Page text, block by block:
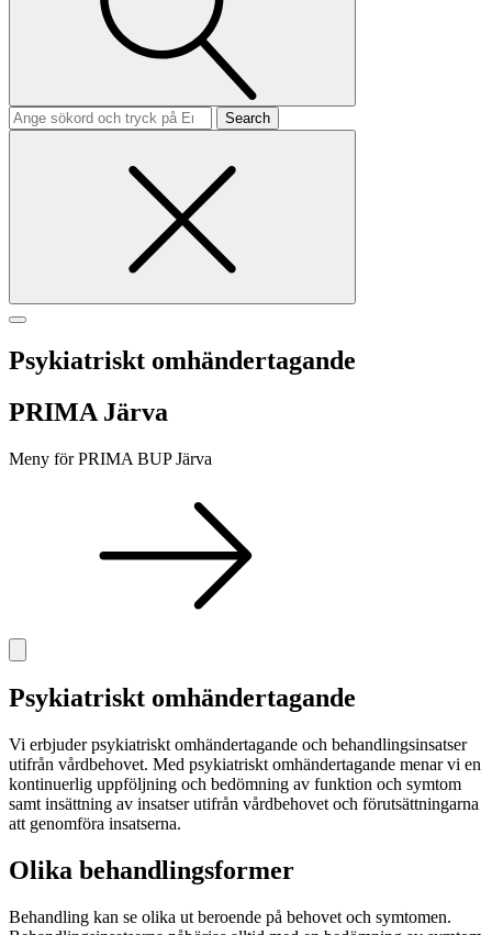
Search
for
Psykiatriskt omhändertagande
PRIMA Järva
Meny för PRIMA BUP Järva
Psykiatriskt omhändertagande
Vi erbjuder psykiatriskt omhändertagande och behandlingsinsatser
utifrån vårdbehovet. Med psykiatriskt omhändertagande menar vi en
kontinuerlig uppföljning och bedömning av funktion och symtom
samt insättning av insatser utifrån vårdbehovet och förutsättningarna
att genomföra insatserna.
Olika behandlingsformer
Behandling kan se olika ut beroende på behovet och symtomen.